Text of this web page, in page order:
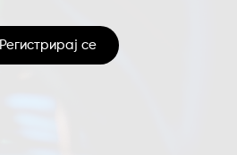
Регистрирај се